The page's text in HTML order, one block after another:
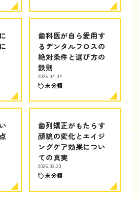
歯科医が自ら愛用す
るデンタルフロスの
絶対条件と選び方の
鉄則
2026.04.04
未分類
歯列矯正がもたらす
顔貌の変化とエイジ
ングケア効果につい
ての真実
2026.03.20
未分類